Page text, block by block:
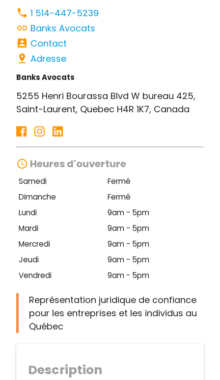
phone 1 514-447-5239
link Banks Avocats
perm_contact_calendar Contact
pin_drop Adresse
Banks Avocats
5255 Henri Bourassa Blvd W bureau 425,
Saint-Laurent, Quebec H4R 1K7, Canada
access_time Heures d'ouverture
Samedi
Fermé
Dimanche
Fermé
Lundi
9am - 5pm
Mardi
9am - 5pm
Mercredi
9am - 5pm
Jeudi
9am - 5pm
Vendredi
9am - 5pm
Représentation juridique de confiance
pour les entreprises et les individus au
Québec
Description